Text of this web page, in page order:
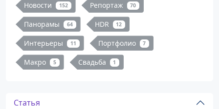
Новости 152 Репортаж 70
Панорамы 64 HDR 12
Интерьеры 11 Портфолио 7
Макро 5 Свадьба 1
Статья